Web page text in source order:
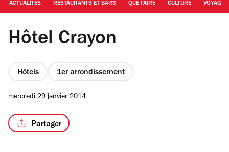
ACTUALITÉS RESTAURANTS ET BARS QUE FAIRE CULTURE VOYAGE
Jacques Lebar
Hôtel Crayon
Hôtels 1er arrondissement
mercredi 29 janvier 2014
Partager